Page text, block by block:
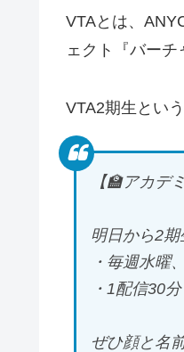
VTAとは、
ェクト『バーチ
VTA2期生という
【🏫アカデ
明日から2
・毎週水曜
・1配信30分
ぜひ顔と名